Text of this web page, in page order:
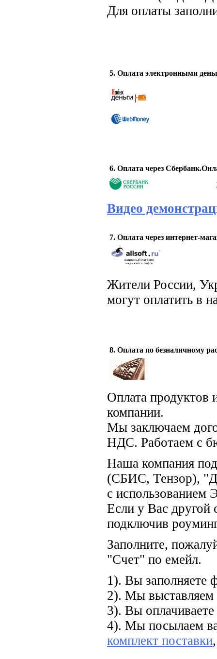
Для оплаты
5. Оплата электронными
6. Оплата через
Видео
7. Оплата через интернет-
Жители России,
могут оплатить в
8. Оплата по безналичному
Оплата продуктов
компании.
Мы заключаем
НДС. Работаем с
Наша компания
(CБИС, Тензор),
с использованием
Если у Вас другой
подключив
Заполните,
"Счет" по емейл.
1). Вы заполняете
2). Мы выставляем
3). Вы оплачиваете
4). Мы посылаем
комплект поставки